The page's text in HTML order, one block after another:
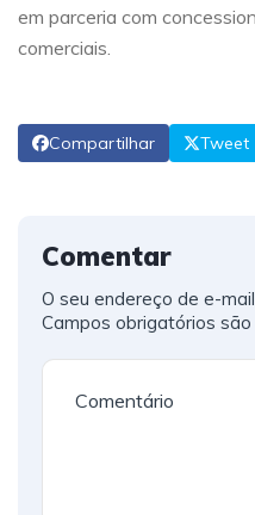
em parceria com
comerciais.
Compartilhar Tweet
Comentar
O seu endereço de e-
Campos obrigatórios